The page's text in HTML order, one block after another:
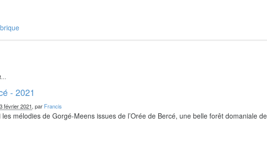
- 2021
février 2021, par Francis
mélodies de Gorgé-Meens issues de l’Orée de Bercé, une belle forêt domaniale